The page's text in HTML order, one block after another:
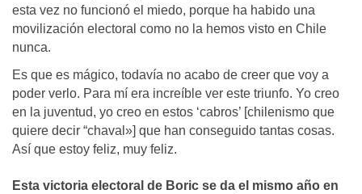
esta vez no funcionó el miedo, porque ha habido una
movilización electoral como no la hemos visto en Chile
nunca.
Es que es mágico, todavía no acabo de creer que voy a
poder verlo. Para mí era increíble ver este triunfo. Yo creo
en la juventud, yo creo en estos ‘cabros’ [chilenismo que
quiere decir “chaval»] que han conseguido tantas cosas.
Así que estoy feliz, muy feliz.
Esta victoria electoral de Boric se da el mismo año en